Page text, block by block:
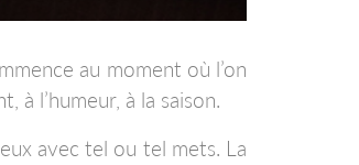
au moment où l’on
l’humeur, à la saison.
avec tel ou tel mets. La